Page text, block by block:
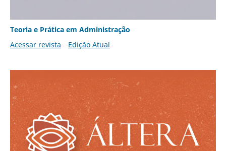
Teoria e Prática em Administração
Acessar revista
Edição Atual